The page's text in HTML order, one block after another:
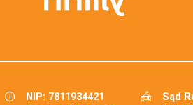
NIP: 7811934421
Sąd